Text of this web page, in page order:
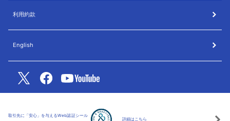
利用約款
English
取引先に「安心」を与えるWeb認証シール
詳細はこちら